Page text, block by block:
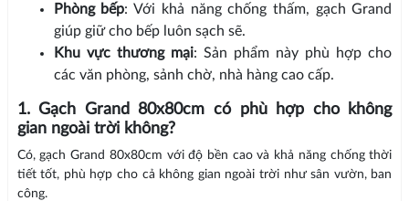
Phòng bếp: Với khả năng chống thấm, gạch Grand
giúp giữ cho bếp luôn sạch sẽ.
Khu vực thương mại: Sản phẩm này phù hợp cho
các văn phòng, sảnh chờ, nhà hàng cao cấp.
1. Gạch Grand 80x80cm có phù hợp cho không
gian ngoài trời không?
Có, gạch Grand 80x80cm với độ bền cao và khả năng chống thời
tiết tốt, phù hợp cho cả không gian ngoài trời như sân vườn, ban
công.